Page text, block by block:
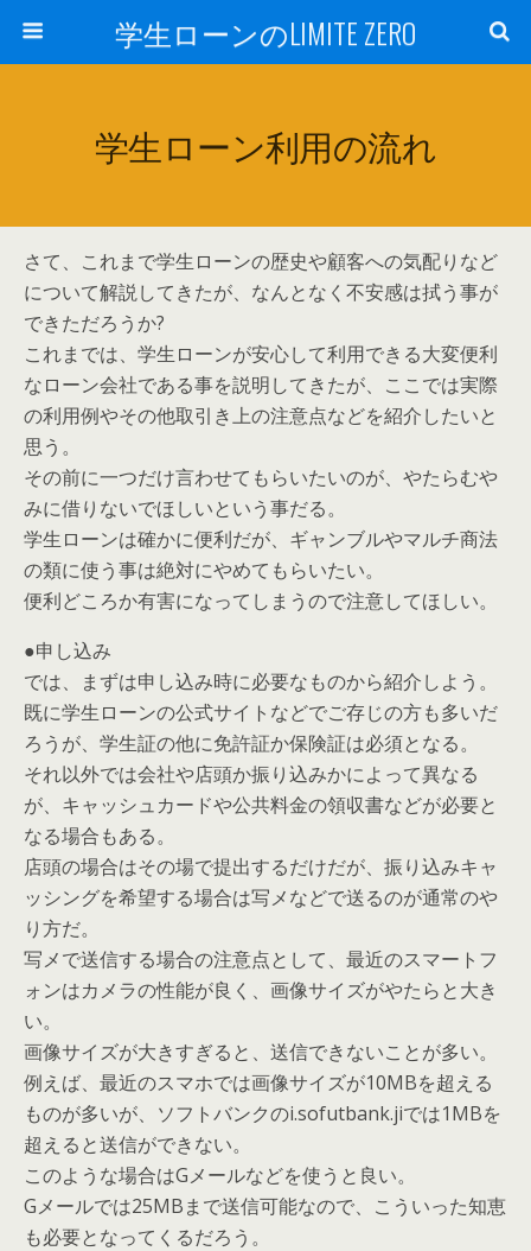
学生ローンのLIMITE ZERO
学生ローン利用の流れ
さて、これまで学生ローンの歴史や顧客への気配りなど
について解説してきたが、なんとなく不安感は拭う事が
できただろうか?
これまでは、学生ローンが安心して利用できる大変便利
なローン会社である事を説明してきたが、ここでは実際
の利用例やその他取引き上の注意点などを紹介したいと
思う。
その前に一つだけ言わせてもらいたいのが、やたらむや
みに借りないでほしいという事だる。
学生ローンは確かに便利だが、ギャンブルやマルチ商法
の類に使う事は絶対にやめてもらいたい。
便利どころか有害になってしまうので注意してほしい。
●申し込み
では、まずは申し込み時に必要なものから紹介しよう。
既に学生ローンの公式サイトなどでご存じの方も多いだ
ろうが、学生証の他に免許証か保険証は必須となる。
それ以外では会社や店頭か振り込みかによって異なる
が、キャッシュカードや公共料金の領収書などが必要と
なる場合もある。
店頭の場合はその場で提出するだけだが、振り込みキャ
ッシングを希望する場合は写メなどで送るのが通常のや
り方だ。
写メで送信する場合の注意点として、最近のスマートフ
ォンはカメラの性能が良く、画像サイズがやたらと大き
い。
画像サイズが大きすぎると、送信できないことが多い。
例えば、最近のスマホでは画像サイズが10MBを超える
ものが多いが、ソフトバンクのi.sofutbank.jiでは1MBを
超えると送信ができない。
このような場合はGメールなどを使うと良い。
Gメールでは25MBまで送信可能なので、こういった知恵
も必要となってくるだろう。